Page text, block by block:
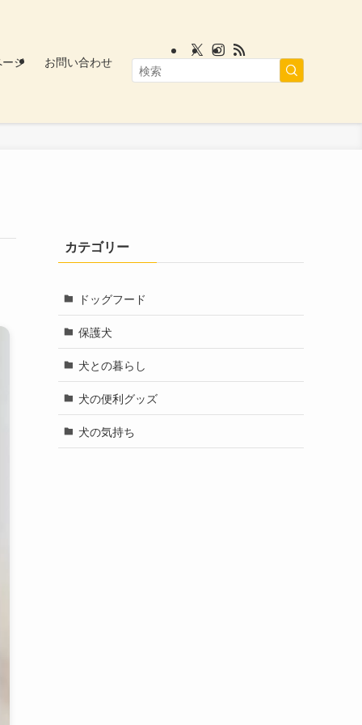
ジ お問い合わせ
カテゴリー
ドッグフード
保護犬
犬との暮らし
犬の便利グッズ
犬の気持ち